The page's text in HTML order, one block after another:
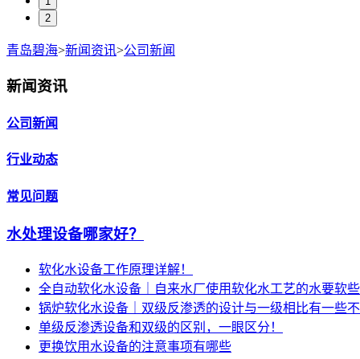
2
青岛碧海>新闻资讯>公司新闻
新闻资讯
公司新闻
行业动态
常见问题
水处理设备哪家好？
软化水设备工作原理详解！
全自动软化水设备｜自来水厂使用软化水工艺的水要软些
锅炉软化水设备｜双级反渗透的设计与一级相比有一些
单级反渗透设备和双级的区别，一眼区分！
更换饮用水设备的注意事项有哪些